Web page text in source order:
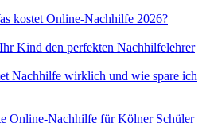
kostet Online-Nachhilfe 2026?
Kind den perfekten Nachhilfelehrer
Nachhilfe wirklich und wie spare ich
Online-Nachhilfe für Kölner Schüler